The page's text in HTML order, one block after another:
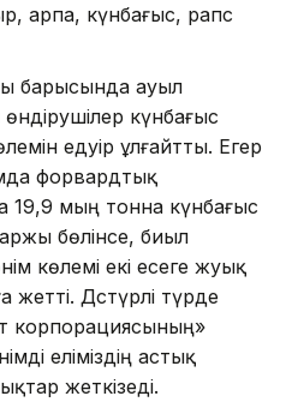
арпа, күнбағыс, рапс
барысында ауыл
күнбағыс
едәуір ұлғайтты. Егер
форвардтық
19,9 мың тонна күнбағыс
бөлінсе, биыл
көлемі екі есеге жуық
Дәстүрлі түрде
корпорациясының»
еліміздің астық
жеткізеді.